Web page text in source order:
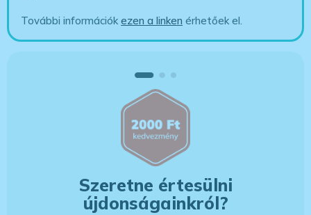
További információkezen a linken érhetőek el.
Szeretne értesülni
újdonságainkról?